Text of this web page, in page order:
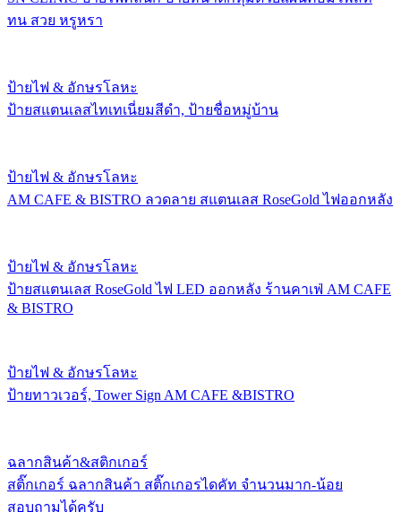
ทน สวย หรูหรา
ป้ายไฟ & อักษรโลหะ
ป้ายสแตนเลสไทเทเนี่ยมสีดำ, ป้ายชื่อหมู่บ้าน
ป้ายไฟ & อักษรโลหะ
AM CAFE & BISTRO ลวดลาย สแตนเลส RoseGold ไฟออกหลัง
ป้ายไฟ & อักษรโลหะ
ป้ายสแตนเลส RoseGold ไฟ LED ออกหลัง ร้านคาเฟ่ AM CAFE
& BISTRO
ป้ายไฟ & อักษรโลหะ
ป้ายทาวเวอร์, Tower Sign AM CAFE &BISTRO
ฉลากสินค้า&สติกเกอร์
สติ๊กเกอร์ ฉลากสินค้า สติ๊กเกอรไดคัท จำนวนมาก-น้อย
สอบถามได้ครับ